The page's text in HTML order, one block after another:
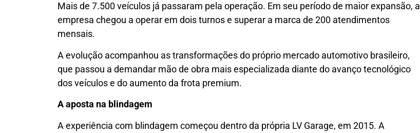
Mais de 7.500 veículos já passaram pela operação. Em seu período de maior expansão, a
empresa chegou a operar em dois turnos e superar a marca de 200 atendimentos
mensais.
A evolução acompanhou as transformações do próprio mercado automotivo brasileiro,
que passou a demandar mão de obra mais especializada diante do avanço tecnológico
dos veículos e do aumento da frota premium.
A aposta na blindagem
A experiência com blindagem começou dentro da própria LV Garage, em 2015. A